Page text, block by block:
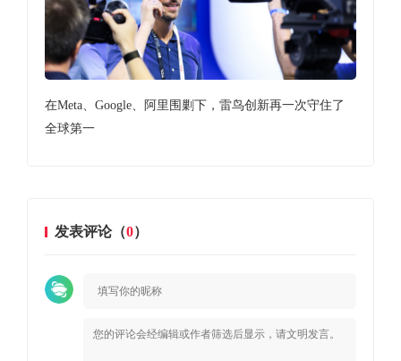
在Meta、Google、阿里围剿下，雷鸟创新再一次守住了
全球第一
发表评论（0）